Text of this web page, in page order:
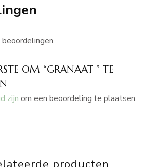
OM “GRANAAT ” TE
zijn om een beoordeling te plaatsen.